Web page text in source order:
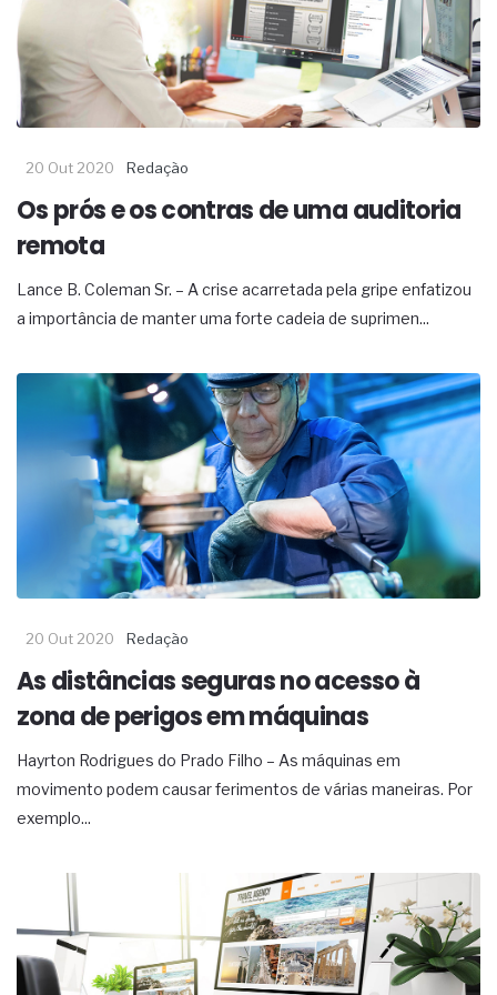
20 Out 2020 Redação
Os prós e os contras de uma auditoria
remota
Lance B. Coleman Sr. – A crise acarretada pela gripe enfatizou
a importância de manter uma forte cadeia de suprimen...
20 Out 2020 Redação
As distâncias seguras no acesso à
zona de perigos em máquinas
Hayrton Rodrigues do Prado Filho – As máquinas em
movimento podem causar ferimentos de várias maneiras. Por
exemplo...